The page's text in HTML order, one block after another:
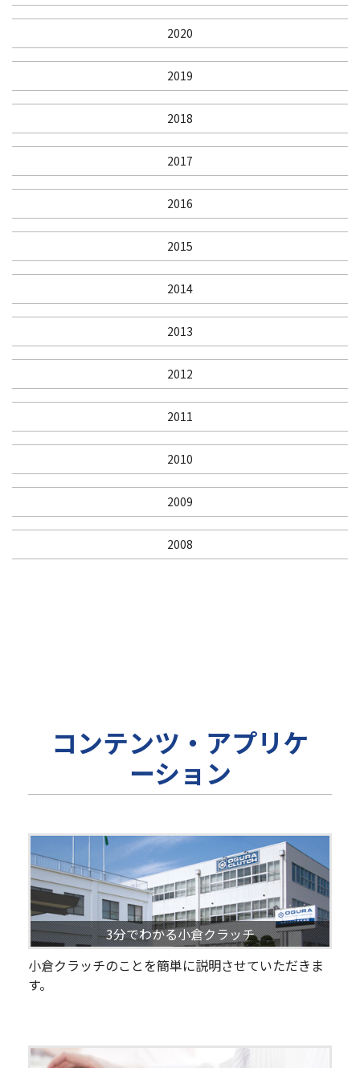
2020
2019
2018
2017
2016
2015
2014
2013
2012
2011
2010
2009
2008
コンテンツ・アプリケ
ーション
3分でわかる小倉クラッチ
小倉クラッチのことを簡単に説明させていただきま
す。